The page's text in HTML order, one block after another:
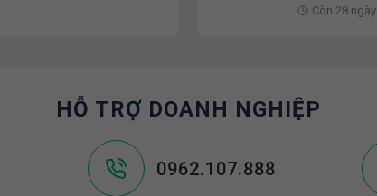
Còn 28 ngày
HỖ TRỢ DOANH NGHIỆP
0962.107.888